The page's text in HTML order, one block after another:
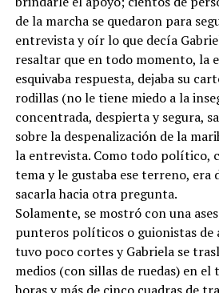
de la marcha se quedaron para
entrevista y oír lo que decía
resaltar que en todo momento, la
esquivaba respuesta, dejaba su
rodillas (no le tiene miedo a la
concentrada, despierta y segura,
sobre la despenalización de la
la entrevista. Como todo político,
tema y le gustaba ese terreno,
sacarla hacia otra pregunta.
Solamente, se mostró con una
punteros políticos o guionistas de
tuvo poco cortes y Gabriela se
medios (con sillas de ruedas) en el